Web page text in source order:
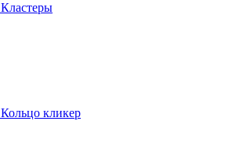
Кластеры
Кольцо кликер